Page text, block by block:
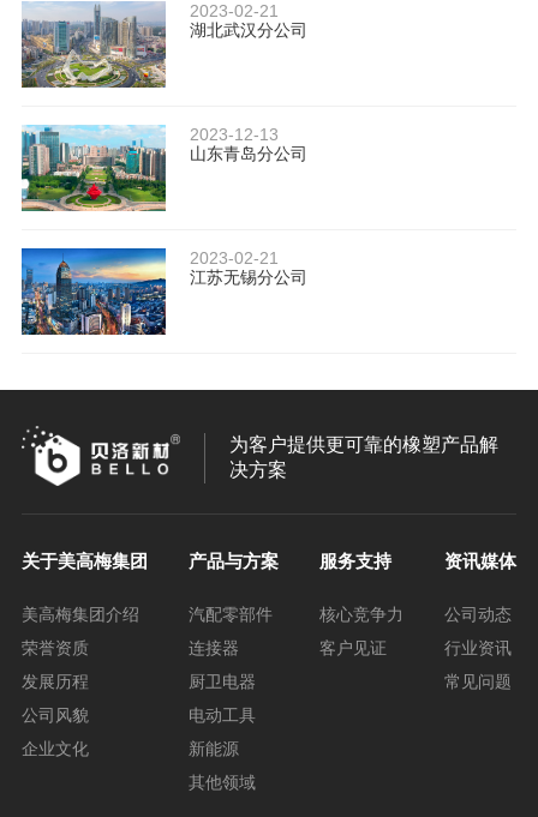
2023-02-21
湖北武汉分公司
2023-12-13
山东青岛分公司
2023-02-21
江苏无锡分公司
为客户提供更可靠的橡塑产品解
决方案
关于美高梅集团
美高梅集团介绍
荣誉资质
发展历程
公司风貌
企业文化
产品与方案
汽配零部件
连接器
厨卫电器
电动工具
新能源
其他领域
服务支持
核心竞争力
客户见证
资讯媒体
公司动态
行业资讯
常见问题